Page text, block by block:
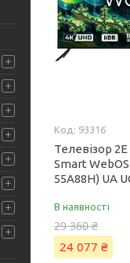
93316
Телевізор
Smart
55A88H) UA
В наявності
29 360 ₴
24 077 ₴